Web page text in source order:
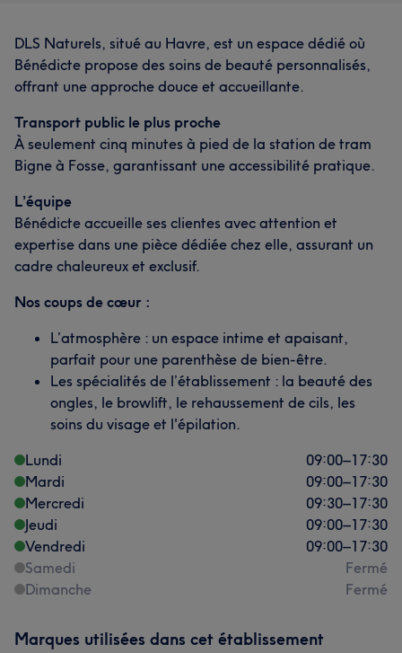
DLS Naturels, situé au Havre, est un espace dédié où
Bénédicte propose des soins de beauté personnalisés,
offrant une approche douce et accueillante.
Transport public le plus proche
À seulement cinq minutes à pied de la station de tram
Bigne à Fosse, garantissant une accessibilité pratique.
L’équipe
Bénédicte accueille ses clientes avec attention et
expertise dans une pièce dédiée chez elle, assurant un
cadre chaleureux et exclusif.
Nos coups de cœur :
L’atmosphère : un espace intime et apaisant,
parfait pour une parenthèse de bien-être.
Les spécialités de l’établissement : la beauté des
ongles, le browlift, le rehaussement de cils, les
soins du visage et l'épilation.
Lundi
09:00–17:30
Mardi
09:00–17:30
Mercredi
09:30–17:30
Jeudi
09:00–17:30
Vendredi
09:00–17:30
Samedi
Fermé
Dimanche
Fermé
Marques utilisées dans cet établissement